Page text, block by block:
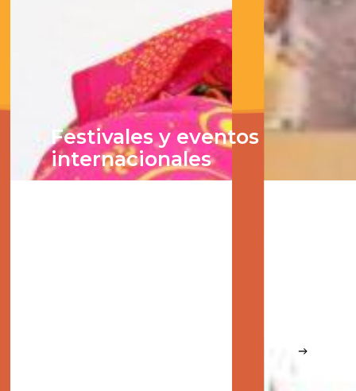
Festivales y eventos
internacionales